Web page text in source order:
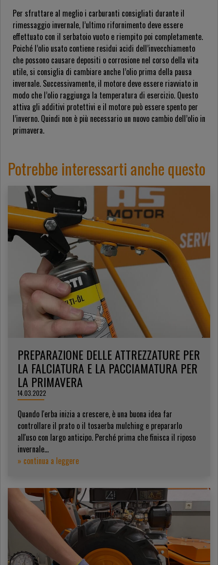
Per sfruttare al meglio i carburanti consigliati durante il
rimessaggio invernale, l’ultimo rifornimento deve essere
effettuato con il serbatoio vuoto e riempito poi completamente.
Poiché l’olio usato contiene residui acidi dell’invecchiamento
che possono causare depositi o corrosione nel corso della vita
utile, si consiglia di cambiare anche l’olio prima della pausa
invernale. Successivamente, il motore deve essere riavviato in
modo che l’olio raggiunga la temperatura di esercizio. Questo
attiva gli additivi protettivi e il motore può essere spento per
l’inverno. Quindi non è più necessario un nuovo cambio dell’olio in
primavera.
Potrebbe interessarti anche questo
PREPARAZIONE DELLE ATTREZZATURE PER
LA FALCIATURA E LA PACCIAMATURA PER
LA PRIMAVERA
14.03.2022
Quando l'erba inizia a crescere, è una buona idea far
controllare il prato o il tosaerba mulching e prepararlo
all'uso con largo anticipo. Perché prima che finisca il riposo
invernale...
» continua a leggere